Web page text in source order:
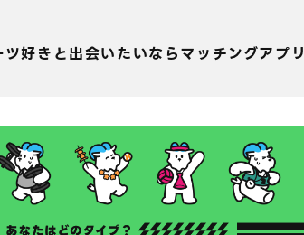
ツ好きと出会いたいならマッチングアプリ